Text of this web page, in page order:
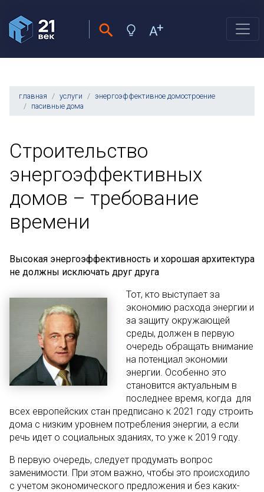
главная услуги
энергоэффективное домостроение
пасивные дома
Строительство
энергоэффективных
домов – требование
времени
Высокая энергоэффективность и хорошая архитектура
не должны исключать друг друга
Тот, кто выступает за
экономию расхода энергии и
за защиту окружающей
среды, должен в первую
очередь обращать внимание
на потенциал экономии
энергии. Особенно это
становится актуальным в
последнее время, когда для
всех европейских стан предписано к 2021 году строить
дома с низким уровнем потребления энергии, а если
речь идет о социальных зданиях, то уже к 2019 году.
В первую очередь, следует продумать вопрос
заменимости. При этом важно, чтобы это происходило
с учетом экономического предложения и без каких-